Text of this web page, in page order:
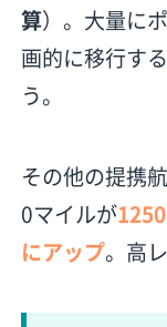
算）。大量に
画的に移行す
う。
その他の提携
0マイルが
にアップ。高